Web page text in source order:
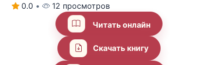
0.0 •
12 просмотров
Читать онлайн
Скачать книгу